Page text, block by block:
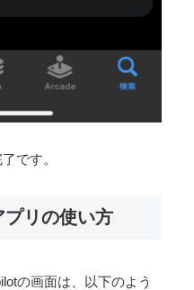
です。
リの使い方
の画面は、以下のよう